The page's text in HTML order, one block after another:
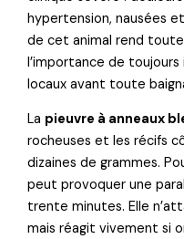
hypertension, nausées
de cet animal rend
l’importance de
locaux avant toute
La pieuvre à anneaux
rocheuses et les récifs
dizaines de grammes.
peut provoquer une
trente minutes. Elle
mais réagit vivement si